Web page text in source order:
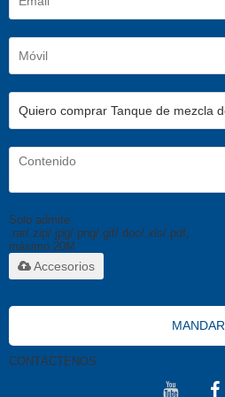
Solo admite
.rar/.zip/.jpg/.png/.gif/.doc/.xls/.pdf,
máximo 20M
Accesorios
MANDAR
CONTÁCTENOS